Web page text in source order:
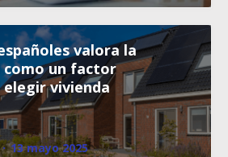
valora la
un factor
vivienda
· 13 mayo 2025